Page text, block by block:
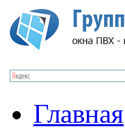
Главная